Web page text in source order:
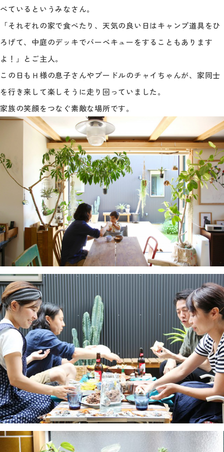
べているというみなさん。
「それぞれの家で食べたり、天気の良い日はキャンプ道具をひ
ろげて、中庭のデッキでバーベキューをすることもあります
よ！」とご主人。
この日もＨ様の息子さんやプードルのチャイちゃんが、家同士
を行き来して楽しそうに走り回っていました。
家族の笑顔をつなぐ素敵な場所です。